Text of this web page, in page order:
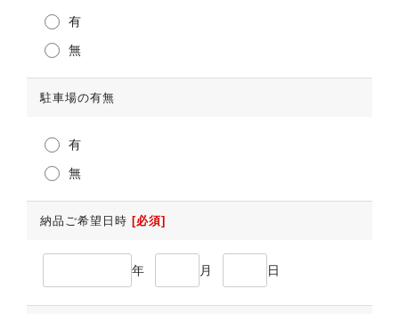
有
無
駐車場の有無
有
無
納品ご希望日時 [必須]
年 月 日